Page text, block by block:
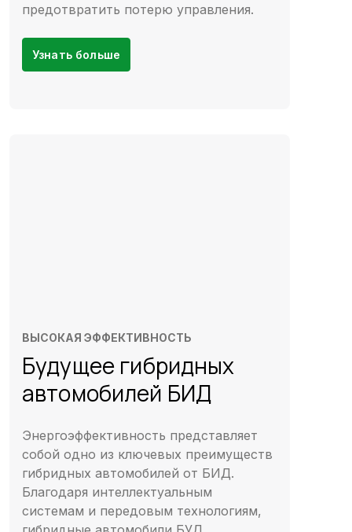
предотвратить потерю управления.
Узнать больше
ВЫСОКАЯ ЭФФЕКТИВНОСТЬ
Будущее гибридных
автомобилей БИД
Энергоэффективность представляет
собой одно из ключевых преимуществ
гибридных автомобилей от БИД.
Благодаря интеллектуальным
системам и передовым технологиям,